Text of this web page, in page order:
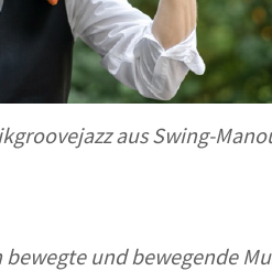
aus Swing-
bewegte und bewegende